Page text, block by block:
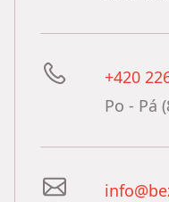
+420
Po - Pá